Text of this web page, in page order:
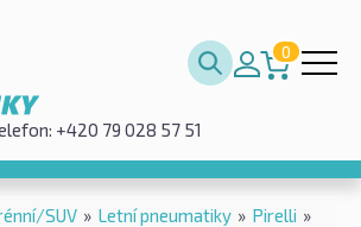
0
+420 79 028 57 51
SUV » Letní pneumatiky » Pirelli »